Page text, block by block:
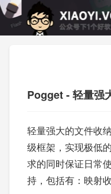
Pogget - 轻量强
轻量强大的文件收
级框架，实现极低
求的同时保证日常
持，包括有：映射